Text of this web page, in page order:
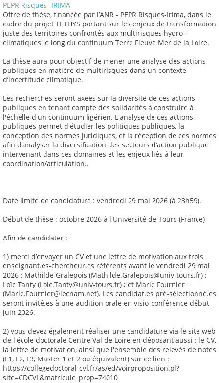
PEPR Risques -IRIMA
Offre de thèse, financée par l’ANR - PEPR Risques-Irima, dans le
cadre du projet TETHYS portant sur les enjeux de transformation
juste des territoires confrontés aux multirisques hydro-
climatiques le long du continuum Terre Fleuve Mer de la Loire.
La thèse aura pour objectif de mener une analyse des actions
publiques en matière de multirisques dans un contexte
d’incertitude climatique.
Les recherches seront axées sur la diversité de ces actions
publiques en tenant compte des solidarités à construire à
l'échelle d'un continuum ligérien. L'analyse de ces actions
publiques permet d'étudier les politiques publiques, la
conception des normes juridiques, et la réception de ces normes
afin d’analyser la diversification des secteurs d’action publique
intervenant dans ces domaines et les enjeux liés à leur
coordination/articulation..
Date limite de candidature : vendredi 29 mai 2026 (à 23h59).
Début de thèse : octobre 2026 à l'Université de Tours (France)
Afin de candidater :
1) merci d’envoyer un CV et une lettre de motivation aux trois
enseignant.es-chercheur.es référents avant le vendredi 29 mai
2026 : Mathilde Gralepois (Mathilde.Gralepois@univ-tours.fr) ;
Loïc Tanty (Loic.Tanty@univ-tours.fr) ; et Marie Fournier
(Marie.Fournier@lecnam.net). Les candidat.es pré-sélectionné.es
seront invité.es à une audition orale en visio-conférence début
juin 2026.
2) vous devez également réaliser une candidature via le site web
de l'école doctorale Centre Val de Loire en déposant aussi : le CV,
la lettre de motivation, ainsi que l'ensemble des relevés de notes
(L1, L2, L3, Master 1 et 2 ou équivalent) sur ce lien :
https://collegedoctoral-cvl.fr/as/ed/voirproposition.pl?
site=CDCVL&matricule_prop=74010